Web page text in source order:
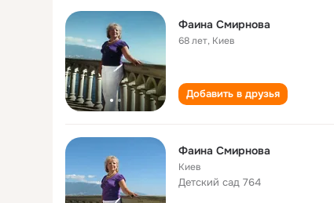
Фаина Смирнова
68 лет, Киев
Добавить в друзья
Фаина Смирнова
Киев
Детский сад 764